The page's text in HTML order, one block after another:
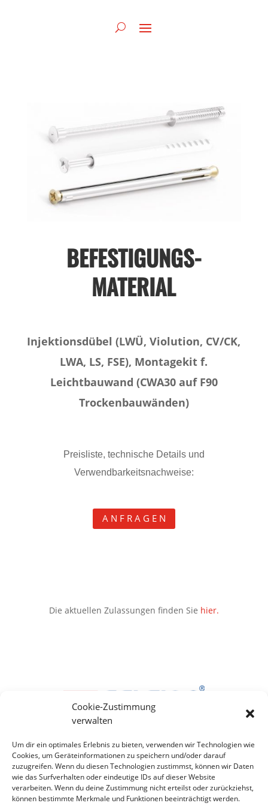
Cookie-Zustimmung
verwalten
Um dir ein optimales Erlebnis zu bieten, verwenden wir Technologien wie
Cookies, um Geräteinformationen zu speichern und/oder darauf
zuzugreifen. Wenn du diesen Technologien zustimmst, können wir Daten
wie das Surfverhalten oder eindeutige IDs auf dieser Website
verarbeiten. Wenn du deine Zustimmung nicht erteilst oder zurückziehst,
können bestimmte Merkmale und Funktionen beeinträchtigt werden.
BEFESTIGUNGS-
MATERIAL
Injektionsdübel (LWÜ, Violution, CV/CK,
LWA, LS, FSE), Montagekit f.
Leichtbauwand (CWA30 auf F90
Trockenbauwänden)
Preisliste, technische Details und
Verwendbarkeitsnachweise:
A N F R A G E N
Die aktuellen Zulassungen finden Sie hier.